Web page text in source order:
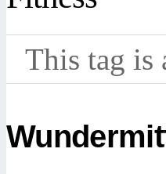
This tag is